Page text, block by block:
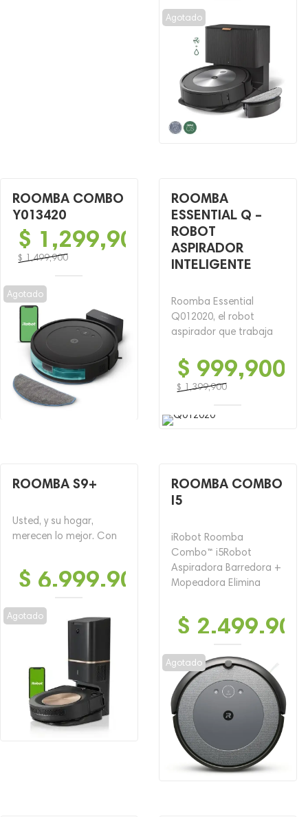
Agotado
ROOMBA COMBO
Y013420
$ 1,499,900
precio
original
era:
$ 1,499,900.
$ 1,299,900
precio
actual
es:
$ 1,299,900.
Agotado
ROOMBA
ESSENTIAL Q –
ROBOT
ASPIRADOR
INTELIGENTE
Roomba Essential
Q012020, el robot
aspirador que trabaja
$ 1,399,900
precio
$ 999,900
precio
ROOMBA S9+
Usted, y su hogar,
merecen lo mejor. Con
$ 6,999,900
Agotado
ROOMBA COMBO
I5
iRobot Roomba
Combo™ i5Robot
Aspiradora Barredora +
Mopeadora Elimina
$ 2,499,900
Agotado